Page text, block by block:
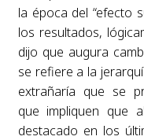
la época del “efecto
los resultados,
dijo que augura
se refiere a la
extrañaría que se
que impliquen que
destacado en los